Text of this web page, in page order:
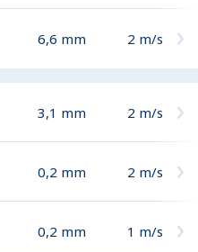
6,6 mm 2 m/s
3,1 mm 2 m/s
0,2 mm 2 m/s
0,2 mm 1 m/s